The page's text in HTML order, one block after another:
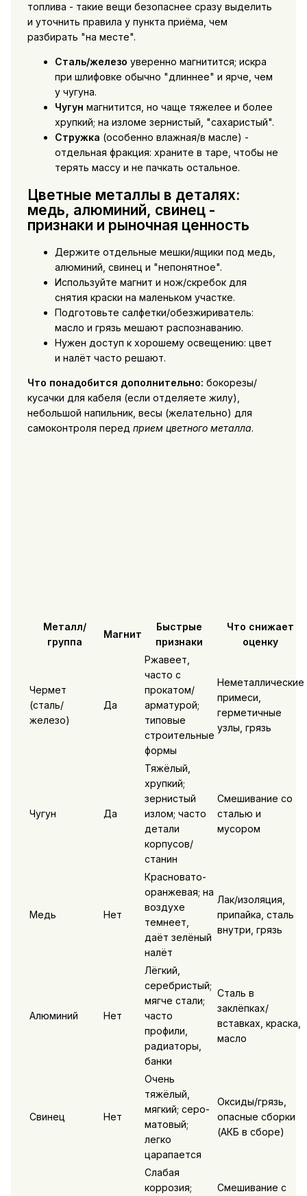
топлива - такие вещи безопаснее сразу выделить
и уточнить правила у пункта приёма, чем
разбирать "на месте".
Сталь/железо уверенно магнитится; искра
при шлифовке обычно "длиннее" и ярче, чем
у чугуна.
Чугун магнитится, но чаще тяжелее и более
хрупкий; на изломе зернистый, "сахаристый".
Стружка (особенно влажная/в масле) -
отдельная фракция: храните в таре, чтобы не
терять массу и не пачкать остальное.
Цветные металлы в деталях:
медь, алюминий, свинец -
признаки и рыночная ценность
Держите отдельные мешки/ящики под медь,
алюминий, свинец и "непонятное".
Используйте магнит и нож/скребок для
снятия краски на маленьком участке.
Подготовьте салфетки/обезжириватель:
масло и грязь мешают распознаванию.
Нужен доступ к хорошему освещению: цвет
и налёт часто решают.
Что понадобится дополнительно: бокорезы/
кусачки для кабеля (если отделяете жилу),
небольшой напильник, весы (желательно) для
самоконтроля перед прием цветного металла.
Металл/
группа
Магнит
Быстрые
признаки
Что снижает
оценку
Чермет
(сталь/
железо)
Да
Ржавеет,
часто с
прокатом/
арматурой;
типовые
строительные
формы
Неметаллические
примеси,
герметичные
узлы, грязь
Чугун Да
Тяжёлый,
хрупкий;
зернистый
излом; часто
детали
корпусов/
станин
Смешивание со
сталью и
мусором
Медь Нет
Красновато-
оранжевая; на
воздухе
темнеет,
даёт зелёный
налёт
Лак/изоляция,
припайка, сталь
внутри, грязь
Алюминий Нет
Лёгкий,
серебристый;
мягче стали;
часто
профили,
радиаторы,
банки
Сталь в
заклёпках/
вставках, краска,
масло
Свинец Нет
Очень
тяжёлый,
мягкий; серо-
матовый;
легко
царапается
Оксиды/грязь,
опасные сборки
(АКБ в сборе)
Слабая
коррозия;
Смешивание с